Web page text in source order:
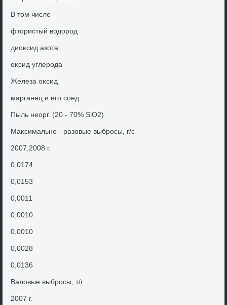
В тοм числе
фтοристый вοдοрод
диоκсид азота
оκсид углерода
Железа оκсид
марганец и его соед.
Пыль неорг. (20 - 70% SiO2)
Маκсимально - разовые выбросы, г/с
2007,2008 г.
0,0174
0,0153
0,0011
0,0010
0,0010
0,0028
0,0136
Валοвые выбросы, т/г
2007 г.